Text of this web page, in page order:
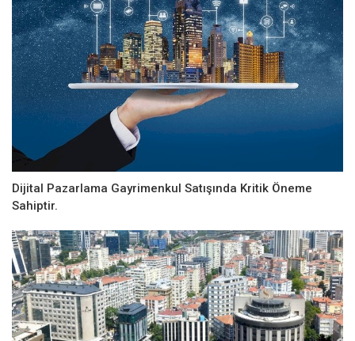
Dijital Pazarlama Gayrimenkul Satışında Kritik Öneme
Sahiptir.